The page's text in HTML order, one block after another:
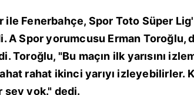
ile Fenerbahçe, Spor Toto Süper
A Spor yorumcusu Erman Toroğlu,
Toroğlu, "Bu maçın ilk yarısını
rahat ikinci yarıyı izleyebilirler.
şey yok." dedi.